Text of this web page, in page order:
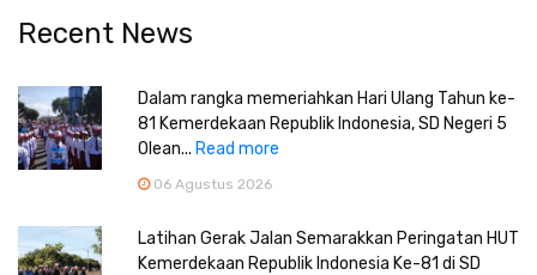
Recent News
Dalam rangka memeriahkan Hari Ulang Tahun ke-
81 Kemerdekaan Republik Indonesia, SD Negeri 5
Olean... Read more
06 Agustus 2026
Latihan Gerak Jalan Semarakkan Peringatan HUT
Kemerdekaan Republik Indonesia Ke-81 di SD